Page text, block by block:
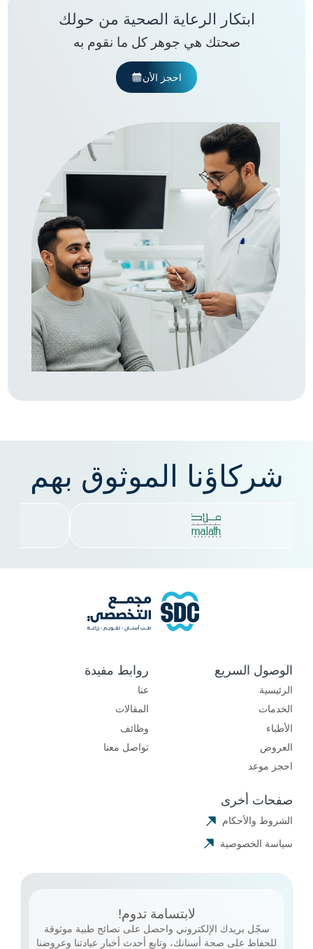
ابتكار الرعاية الصحية من حولك
صحتك هي جوهر كل ما نقوم به
احجز الأن
شركاؤنا الموثوق بهم
الوصول السريع
الرئيسية
الخدمات
الأطباء
العروض
احجز موعد
روابط مفيدة
عنا
المقالات
وظائف
تواصل معنا
صفحات أخرى
الشروط والأحكام
سياسة الخصوصية
لابتسامة تدوم!
سجّل بريدك الإلكتروني واحصل على نصائح طبية موثوقة
للحفاظ على صحة أسنانك، وتابع أحدث أخبار عيادتنا وعروضنا